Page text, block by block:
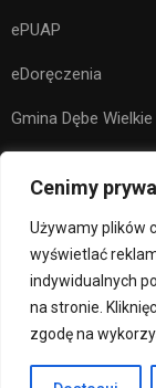
Cenimy
Używamy plików
wyświetlać
indywidualnych
na stronie.
zgodę na
ePUAP
eDoręczenia
Gmina Dębe Wielkie
Premium